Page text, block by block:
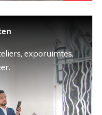
exporuimtes,